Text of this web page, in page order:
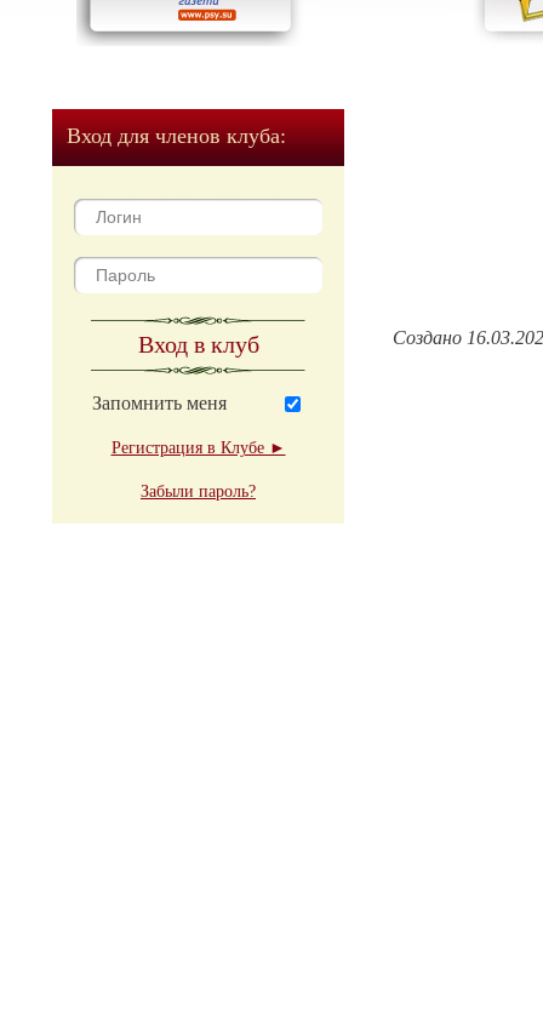
Вход для членов клуба:
Вход в клуб
Запомнить меня
Регистрация в Клубе ►
Забыли пароль?
Создано